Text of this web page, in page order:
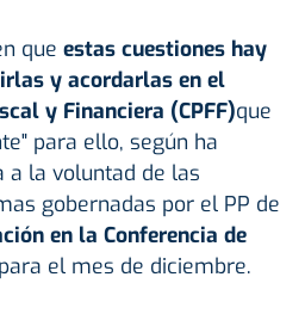
que estas cuestiones hay
y acordarlas en el
y Financiera (CPFF)que
para ello, según ha
a la voluntad de las
gobernadas por el PP de
en la Conferencia de
el mes de diciembre.